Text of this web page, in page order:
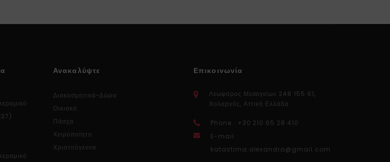
Ανακαλύψτε
Διακοσμητικά-Δώρα
Οικιακό
Πάσχα
Χειροποίητο
Χριστούγεννα
Επικοινωνία
Λεωφόρος Μεσογείων 248 155 61,
Χολαργός, Αττική Ελλάδα
Phone : +30 210 65 28 410
E-mail :
katastima.alexandra@gmail.com